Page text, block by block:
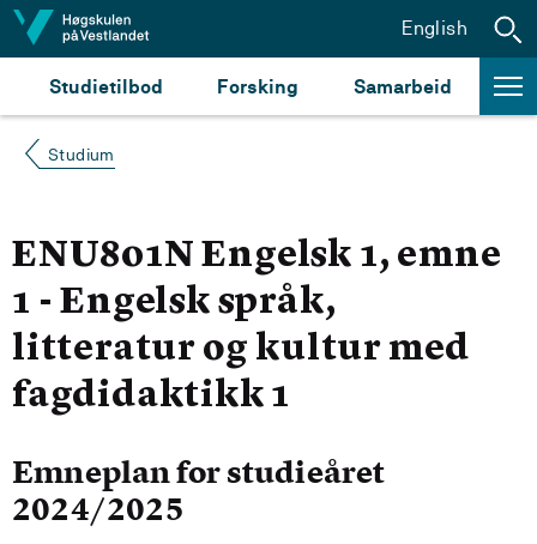
Hopp til innhald
Studietilbod Forsking Samarbeid
English
Studium
ENU801N Engelsk 1, emne
1 - Engelsk språk,
litteratur og kultur med
fagdidaktikk 1
Emneplan for studieåret
2024/2025